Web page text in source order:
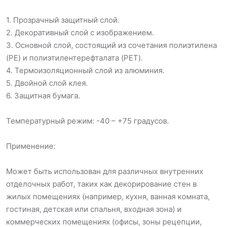
1. Прозрачный защитный слой.
2. Декоративный слой с изображением.
3. Основной слой, состоящий из сочетания полиэтилена
(PE) и полиэтилентерефталата (PET).
4. Термоизоляционный слой из алюминия.
5. Двойной слой клея.
6. Защитная бумага.
Температурный режим: -40 – +75 градусов.
Применение:
Может быть использован для различных внутренних
отделочных работ, таких как декорирование стен в
жилых помещениях (например, кухня, ванная комната,
гостиная, детская или спальня, входная зона) и
коммерческих помещениях (офисы, зоны рецепции,